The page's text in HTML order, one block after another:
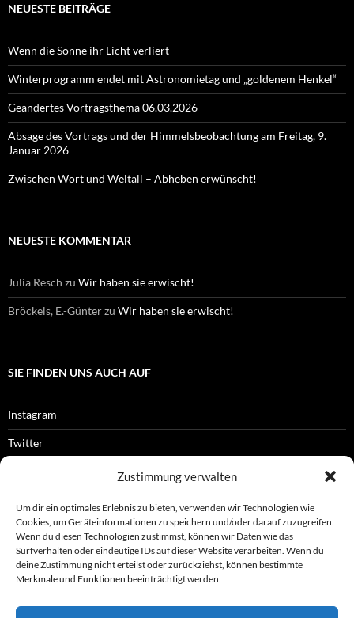
Zustimmung verwalten
Um dir ein optimales Erlebnis zu bieten, verwenden wir Technologien wie
Cookies, um Geräteinformationen zu speichern und/oder darauf zuzugreifen.
Wenn du diesen Technologien zustimmst, können wir Daten wie das
Surfverhalten oder eindeutige IDs auf dieser Website verarbeiten. Wenn du
deine Zustimmung nicht erteilst oder zurückziehst, können bestimmte
Merkmale und Funktionen beeinträchtigt werden.
NEUESTE BEITRÄGE
Wenn die Sonne ihr Licht verliert
Winterprogramm endet mit Astronomietag und „goldenem Henkel“
Geändertes Vortragsthema 06.03.2026
Absage des Vortrags und der Himmelsbeobachtung am Freitag, 9.
Januar 2026
Zwischen Wort und Weltall – Abheben erwünscht!
NEUESTE KOMMENTAR
Julia Resch zu Wir haben sie erwischt!
Bröckels, E.-Günterzu Wir haben sie erwischt!
SIE FINDEN UNS AUCH AUF
Instagram
Twitter
OFFIZIELLES
Impressum